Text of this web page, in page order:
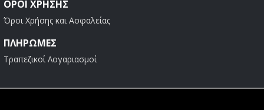
ΟΡΟΙ ΧΡΗΣΗΣ
Όροι Χρήσης και Ασφαλείας
ΠΛΗΡΩΜΕΣ
Τραπεζικοί Λογαριασμοί